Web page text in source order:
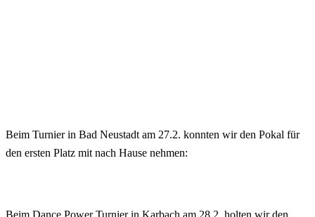
Beim Turnier in Bad Neustadt am 27.2. konnten wir den Pokal für
den ersten Platz mit nach Hause nehmen:
Beim Dance Power Turnier in Karbach am 28.2. holten wir den